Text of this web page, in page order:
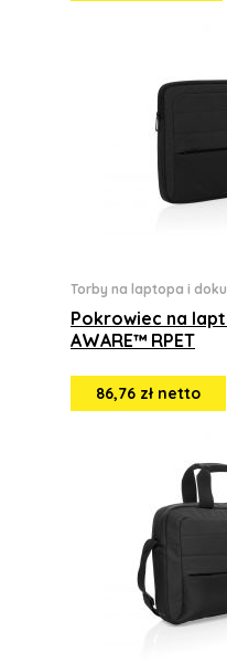
Torby na laptopa i
Pokrowiec na
AWARE™ RPET
86,76 zł netto